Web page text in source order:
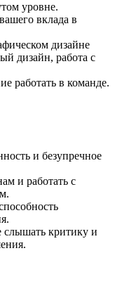
уровне.
вклада в
дизайне
дизайн, работа с
работать в команде.
и безупречное
и работать с
критику и